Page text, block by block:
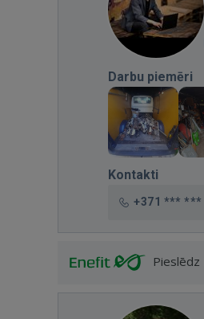
Darbu piemēri
Kontakti
+371 *** ***